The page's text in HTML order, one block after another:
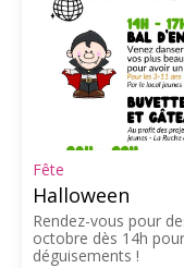
Fête
Halloween
Rendez-vous pour
octobre dès 14h
déguisements !